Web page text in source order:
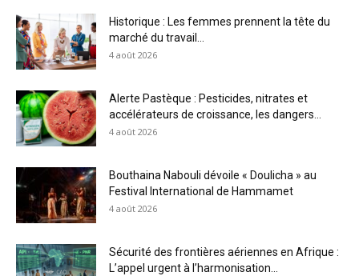
Historique : Les femmes prennent la tête du
marché du travail...
4 août 2026
Alerte Pastèque : Pesticides, nitrates et
accélérateurs de croissance, les dangers...
4 août 2026
Bouthaina Nabouli dévoile « Doulicha » au
Festival International de Hammamet
4 août 2026
Sécurité des frontières aériennes en Afrique :
L’appel urgent à l’harmonisation...